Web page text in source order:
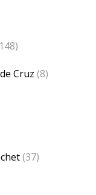
Cruz (8)
(37)